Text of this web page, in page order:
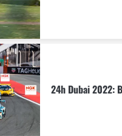
24h Dubai 2022: